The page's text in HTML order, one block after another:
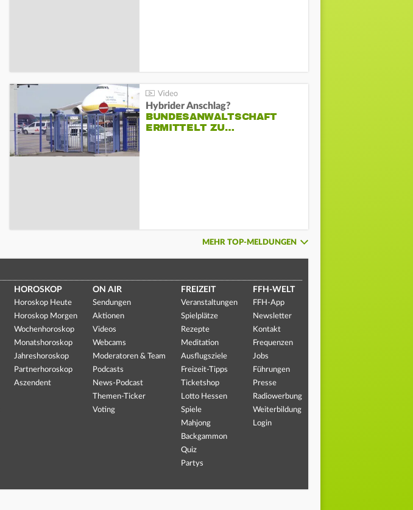
Hybrider Anschlag?
BUNDESANWALTSCHAFT
ERMITTELT ZU…
MEHR TOP-MELDUNGEN
HOROSKOP
Horoskop Heute
Horoskop Morgen
Wochenhoroskop
Monatshoroskop
Jahreshoroskop
Partnerhoroskop
Aszendent
ON AIR
Sendungen
Aktionen
Videos
Webcams
Moderatoren & Team
Podcasts
News-Podcast
Themen-Ticker
Voting
FREIZEIT
Veranstaltungen
Spielplätze
Rezepte
Meditation
Ausflugsziele
Freizeit-Tipps
Ticketshop
Lotto Hessen
Spiele
Mahjong
Backgammon
Quiz
Partys
FFH-WELT
FFH-App
Newsletter
Kontakt
Frequenzen
Jobs
Führungen
Presse
Radiowerbung
Weiterbildung
Login